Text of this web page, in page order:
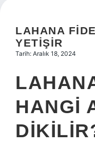
Hakkımızda
LAHANA
YETIŞIR
Tarih: Aralık 18, 2024
HANGI